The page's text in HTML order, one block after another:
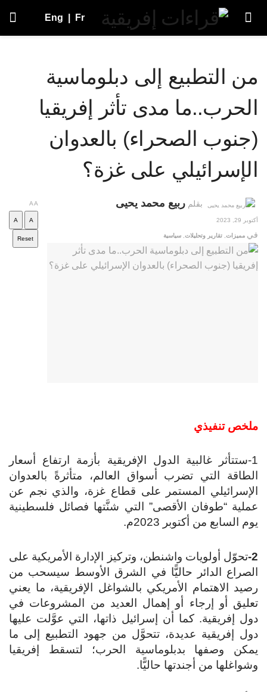
Eng Fr
من التطبيع إلى دبلوماسية
الحرب..ما مدى تأثر إفريقيا
(جنوب الصحراء) بالعدوان
الإسرائيلي على غزة؟
بقلمربيع محمد يحيى
أكتوبر 29, 2023
في مميزات ,تقارير وتحليلات,سياسية
A
Reset
ملخص تنفيذي
1-ستتأثر غالبية الدول الإفريقية بأزمة ارتفاع أسعار
الطاقة التي تضرب أسواق العالم، متأثرةً بالعدوان
الإسرائيلي المستمر على قطاع غزة، والذي نجم عن
عملية “طوفان الأقصى” التي شنَّتها فصائل فلسطينية
يوم السابع من أكتوبر 2023م.
تحوّل أولويات واشنطن، وتركيز الإدارة الأمريكية على
الصراع الدائر حاليًّا في الشرق الأوسط سيسحب من
رصيد الاهتمام الأمريكي بالشواغل الإفريقية، ما يعني
تعليق أو إرجاء أو إهمال العديد من المشروعات في
دول إفريقية. كما أن إسرائيل ذاتها، التي عوَّلت عليها
دول إفريقية عديدة، تتحوَّل من جهود التطبيع إلى ما
يمكن وصفها بدبلوماسية الحرب؛ لتسقط إفريقيا
وشواغلها من أجندتها حاليًّا.